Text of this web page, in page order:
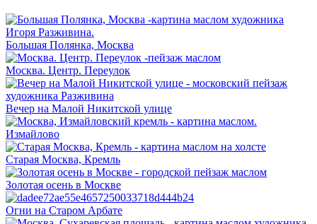
Большая Полянка, Москва
Москва. Центр. Переулок
Вечер на Малой Никитской улице
Измайлово
Старая Москва, Кремль
Золотая осень в Москве
Огни на Старом Арбате